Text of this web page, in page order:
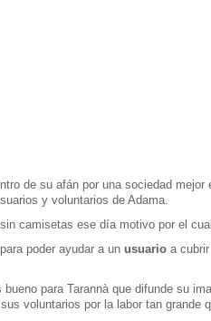
de su afán por una sociedad
y voluntarios de Adama.
camisetas ese día motivo por el
poder ayudar a unusuario a
para Tarannà que difunde su
voluntarios por la labor tan grande